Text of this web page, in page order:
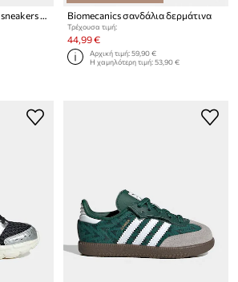
Biomecanics σανδάλια δερμάτινα
Τρέχουσα τιμή:
44,99 €
Αρχική τιμή:59,90 €
Η χαμηλότερη τιμή:53,90 €